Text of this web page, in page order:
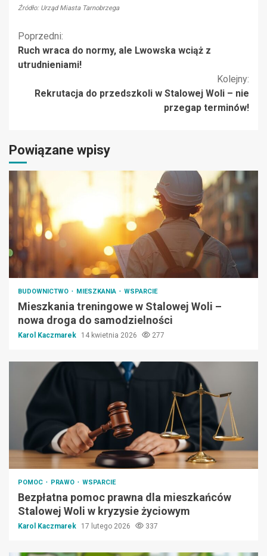
Źródło: Urząd Miasta Tarnobrzega
Kontynuuj
czytanie
Poprzedni:
Ruch wraca do normy, ale Lwowska wciąż z
utrudnieniami!
Kolejny:
Rekrutacja do przedszkoli w Stalowej Woli – nie
przegap terminów!
Powiązane wpisy
BUDOWNICTWO MIESZKANIA WSPARCIE
Mieszkania treningowe w Stalowej Woli –
nowa droga do samodzielności
Karol Kaczmarek 14 kwietnia 2026 277
POMOC PRAWO WSPARCIE
Bezpłatna pomoc prawna dla mieszkańców
Stalowej Woli w kryzysie życiowym
Karol Kaczmarek 17 lutego 2026 337